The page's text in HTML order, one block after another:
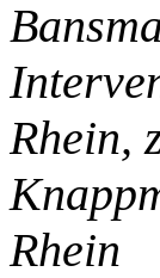
Rhein,
Rhein